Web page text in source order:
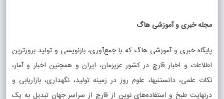
مجله خبری و آموزشی هاگ
پایگاه خبری و آموزشی هاگ که با جمع‌آوری، بازنویسی و تولید بروزترین
اطلاعات و اخبار قارچ در کشور عزیزمان، ایران و همچنین اخبار و آمار،
نکات علمی، دانستنیها، علوم روز در زمینه تولید، نگهداری، بازاریابی و
درنهایت طبخ و استفاده‌های نوین از قارچ از سراسر جهان تبدیل به یک